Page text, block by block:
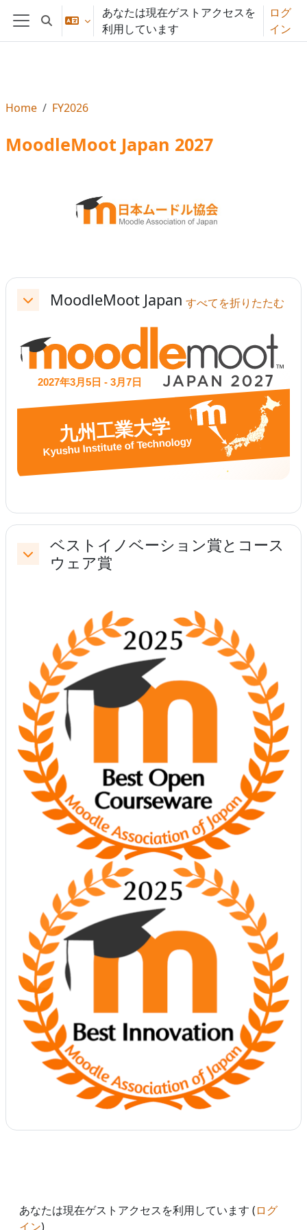
メインコンテンツへスキップする
サイドパネル
検索入力に切り替える
あなたは現在ゲストアクセスを
利用しています
ログ
イン
Home FY2026
MoodleMoot Japan 2027
セクションアウトライン
折りたたむMoodleMoot Japan すべてを折りたたむ
折りたたむ
ベストイノベーション賞とコース
ウェア賞
あなたは現在ゲストアクセスを利用しています (ログ
イン)